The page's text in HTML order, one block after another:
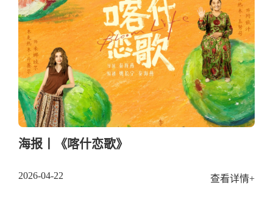
海报丨《喀什恋歌》
2026-04-22 查看详情+